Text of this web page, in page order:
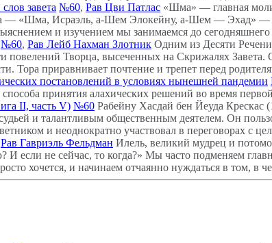
завета №60, Рав Цви Патлас «Шма» — главная
— «Шма, Исраэль, а-Шем Элокейну, а-Шем — Эхад» —
и изучением мы занимаемся до сегодняшнего
№60, Рав Лейб Нахман Злотник Одним из Десяти
повелений Творца, высеченных на Скрижалях
Тора приравнивает почтение и трепет перед
постановлений в условиях нынешней пандемии
принятия алахических решений во время
II, часть V) №60 Рабейну Хасдай бен Йеуда
и талантливым общественным деятелем. Он
и неоднократно участвовал в переговорах с
Рав Гавриэль Фельдман Илель, великий мудрец и
И если не сейчас, то когда?» Мы часто подменяем
хочется, и начинаем отчаянно нуждаться в том, в